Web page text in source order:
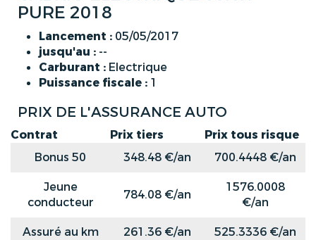
PURE 2018
Lancement : 05/05/2017
jusqu'au : --
Carburant : Electrique
Puissance fiscale : 1
PRIX DE L'ASSURANCE AUTO
Contrat Prix tiers
Prix tous risque
Bonus 50
348.48 €/an
700.4448 €/an
Jeune
conducteur
784.08 €/an
1576.0008
€/an
Assuré au km
261.36 €/an 525.3336 €/an